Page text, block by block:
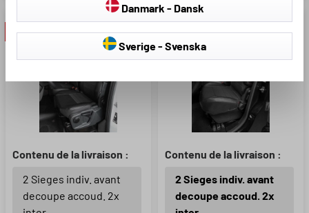
- 20 %
Contenu de la livraison :
2 Sieges indiv. avant
decoupe accoud. 2x
- 30 %
Contenu de la livraison :
2 Sieges indiv. avant
decoupe accoud. 2x
Danmark - Dansk
Sverige - Svenska